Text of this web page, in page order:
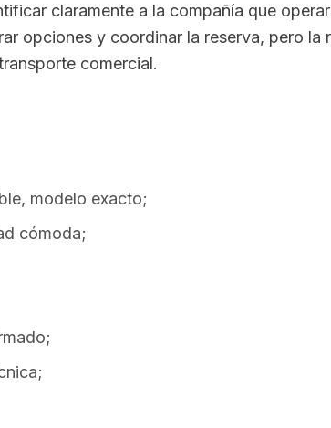
claramente a la compañía que
opciones y coordinar la reserva, pero
comercial.
modelo exacto;
cómoda;